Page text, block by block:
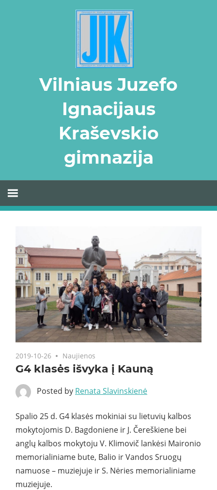
Vilniaus Juzefo
Ignacijaus
Kraševskio
gimnazija
2019-10-26 Naujienos
G4 klasės išvyka į Kauną
Posted by Renata Slavinskienė
Spalio 25 d. G4 klasės mokiniai su lietuvių kalbos
mokytojomis D. Bagdoniene ir J. Čereškiene bei
anglų kalbos mokytoju V. Klimovič lankėsi Maironio
memorialiniame bute, Balio ir Vandos Sruogų
namuose – muziejuje ir S. Nėries memorialiniame
muziejuje.